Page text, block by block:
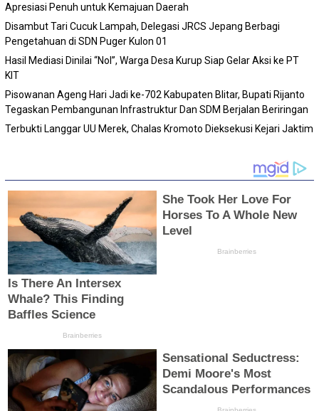
Apresiasi Penuh untuk Kemajuan Daerah
Disambut Tari Cucuk Lampah, Delegasi JRCS Jepang Berbagi
Pengetahuan di SDN Puger Kulon 01
Hasil Mediasi Dinilai “Nol”, Warga Desa Kurup Siap Gelar Aksi ke PT
KIT
Pisowanan Ageng Hari Jadi ke-702 Kabupaten Blitar, Bupati Rijanto
Tegaskan Pembangunan Infrastruktur Dan SDM Berjalan Beriringan
Terbukti Langgar UU Merek, Chalas Kromoto Dieksekusi Kejari Jaktim